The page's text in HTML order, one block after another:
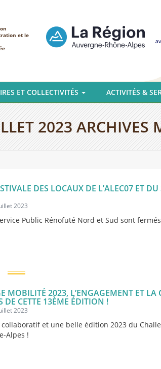
et le
ET COLLECTIVITÉS ACTIVITÉS &
2023 ARCHIVES
DES LOCAUX DE L’ALEC07 ET DU
2023
Public Rénofuté Nord et Sud sont
MOBILITÉ 2023, L’ENGAGEMENT ET
DE CETTE 13ÈME ÉDITION !
2023
et une belle édition 2023 du
Alpes !